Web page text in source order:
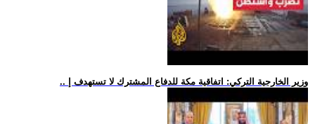
.. وزير الخارجية التركي: اتفاقية مكة للدفاع المشترك لا تستهدف إ